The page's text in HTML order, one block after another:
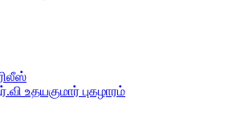
உதயகுமார் புகழாரம்